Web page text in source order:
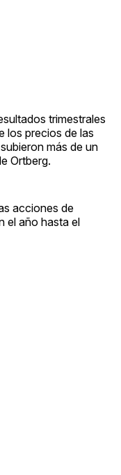
trimestrales
los precios de las
más de un
Ortberg.
acciones de
el año hasta el